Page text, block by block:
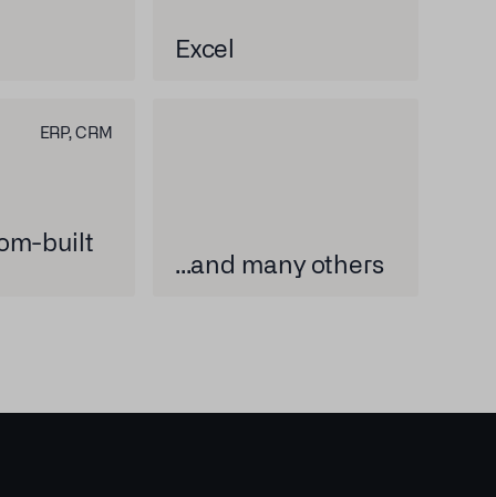
Excel
ERP, CRM
built
...and many others